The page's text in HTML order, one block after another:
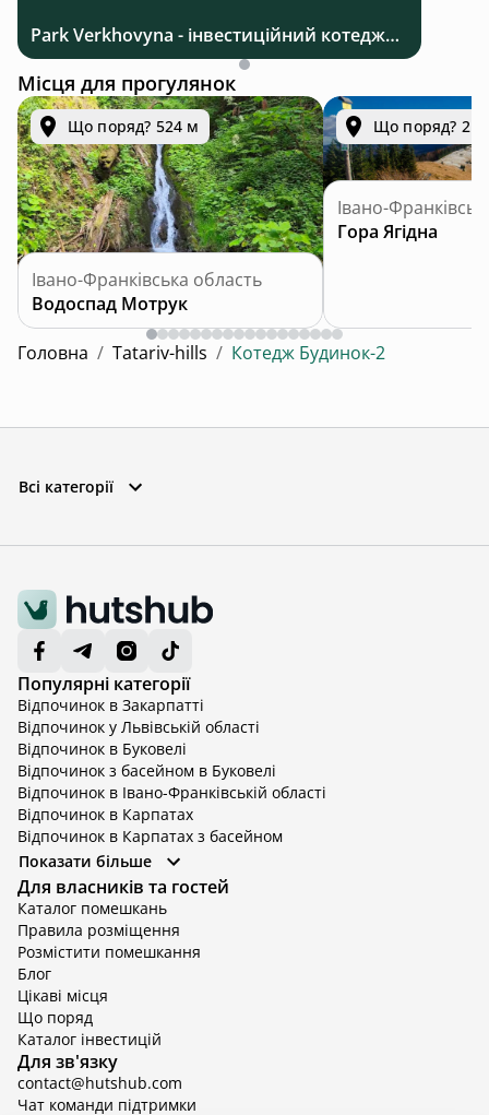
Park Verkhovyna - інвестиційний котеджний комплекс біля Верховини в Карпатах
Місця для прогулянок
Що поряд? 524 м
Івано-Франківська область
Водоспад Мотрук
Що поряд? 2.7
Івано-
Гора Ягідна
Головна / Tatariv-hills / Котедж Будинок-2
Всі категорії
Популярні категорії
Відпочинок в Закарпатті
Відпочинок у Львівській області
Відпочинок в Буковелі
Відпочинок з басейном в Буковелі
Відпочинок в Івано-Франківській області
Відпочинок в Карпатах
Відпочинок в Карпатах з басейном
Відпочинок в Київській області
Відпочинок в Київській області з басейном
Відпочинок в Тернопільській області
Відпочинок у Вінницькій області
Відпочинок в Яремче
Відпочинок у Львівській області з басейном
Відпочинок з басейном в Тернопільській області
Показати більше
Для власників та гостей
Каталог помешкань
Правила розміщення
Розмістити помешкання
Блог
Цікаві місця
Що поряд
Каталог інвестицій
Для зв'язку
contact@hutshub.com
Чат команди підтримки